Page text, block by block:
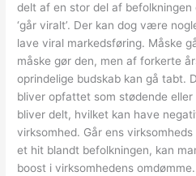
delt af en stor del af
‘går viralt’. Der kan dog være
lave viral markedsføring. Måske
måske gør den, men af forkerte
oprindelige budskab kan gå tabt.
bliver opfattet som stødende
bliver delt, hvilket kan have
virksomhed. Går ens
et hit blandt befolkningen, kan
boost i virksomhedens